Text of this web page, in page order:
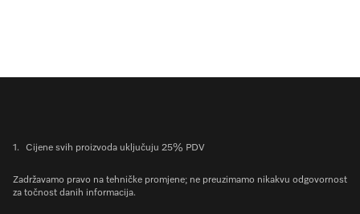
1. Cijene svih proizvoda uključuju 25% PDV
Zadržavamo pravo na tehničke promjene; ne preuzimamo nikakvu odgovornost
za točnost danih informacija.